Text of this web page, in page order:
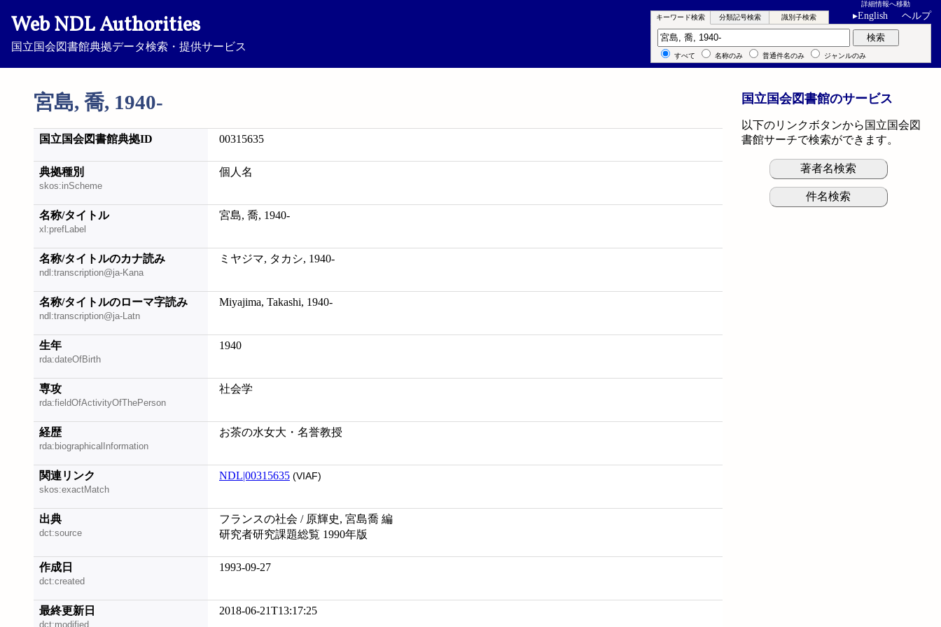
Web NDL Authorities
国立国会図書館典拠データ検索・提供サービス
詳細情報へ移動
▸English ヘルプ
宮島, 喬, 1940-
キーワード検索 分類記号検索 識別子検索
キーワード検索 検索
すべて 名称のみ 普通件名のみ ジャンルのみ
国立国会図書館典拠ID 00315635
典拠種別
skos:inScheme
個人名
名称/タイトル
xl:prefLabel
宮島, 喬, 1940-
名称/タイトルのカナ読み
ndl:transcription@ja-Kana
ミヤジマ, タカシ, 1940-
名称/タイトルのローマ字読み
ndl:transcription@ja-Latn
Miyajima, Takashi, 1940-
生年
rda:dateOfBirth
1940
専攻
rda:fieldOfActivityOfThePerson
社会学
経歴
rda:biographicalInformation
お茶の水女大・名誉教授
関連リンク
skos:exactMatch
NDL|00315635 (VIAF)
出典
dct:source
フランスの社会 / 原輝史, 宮島喬 編
研究者研究課題総覧 1990年版
作成日
dct:created
1993-09-27
最終更新日
dct:modified
2018-06-21T13:17:25
国立国会図書館のサービス
以下のリンクボタンから国立国会図
書館サーチで検索ができます。
著者名検索
件名検索